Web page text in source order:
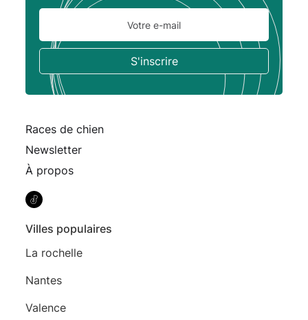
Races de chien
Newsletter
À propos
Villes populaires
La rochelle
Nantes
Valence